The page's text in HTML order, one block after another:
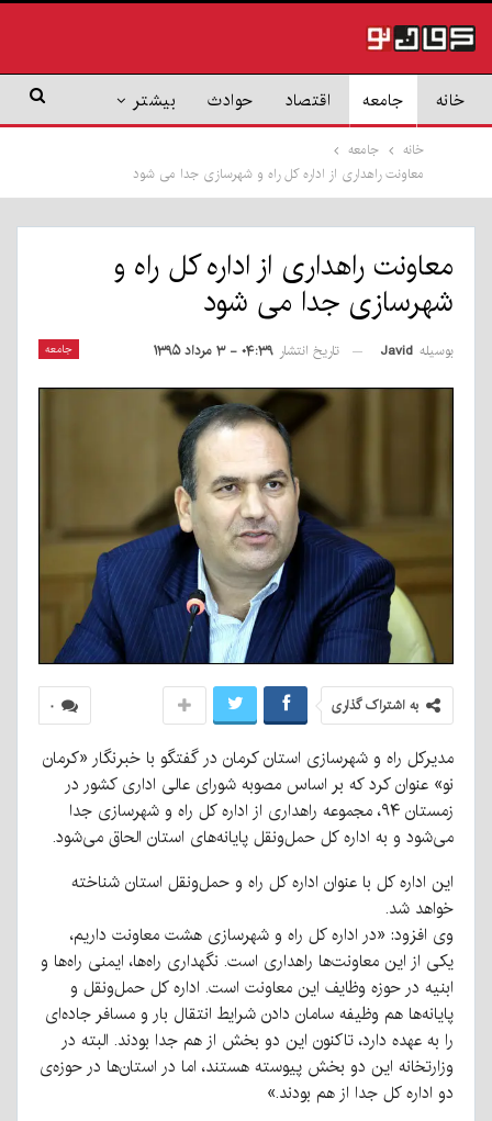
خانه جامعه اقتصاد حوادث بیشتر
خانه
جامعه
معاونت راهداری از اداره کل راه و شهرسازی جدا می شود
معاونت راهداری از اداره کل راه و
شهرسازی جدا می شود
جامعه بوسیله Javid تاریخ انتشار ۰۴:۳۹ - ۳ مرداد ۱۳۹۵
۰ به اشتراک گذاری
مدیرکل راه و شهرسازی استان کرمان در گفتگو با خبرنگار «کرمان
نو» عنوان کرد که بر اساس مصوبه شورای عالی اداری کشور در
زمستان ۹۴، مجموعه راهداری از اداره کل راه و شهرسازی جدا
می‌شود و به اداره کل حمل‌ونقل پایانه‌های استان الحاق می‌شود.
این اداره کل با عنوان اداره کل راه و حمل‌ونقل استان شناخته
خواهد شد.
وی افزود: «در اداره کل راه و شهرسازی هشت معاونت داریم،
یکی از این معاونت‌ها راهداری است. نگهداری راه‌ها، ایمنی راه‌ها و
ابنیه در حوزه وظایف این معاونت است. اداره کل حمل‌ونقل و
پایانه‌ها هم وظیفه سامان دادن شرایط انتقال بار و مسافر جاده‌ای
را به عهده دارد، تاکنون این دو بخش از هم جدا بودند. البته در
وزارتخانه این دو بخش پیوسته هستند، اما در استان‌ها در حوزه‌ی
دو اداره کل جدا از هم بودند.»